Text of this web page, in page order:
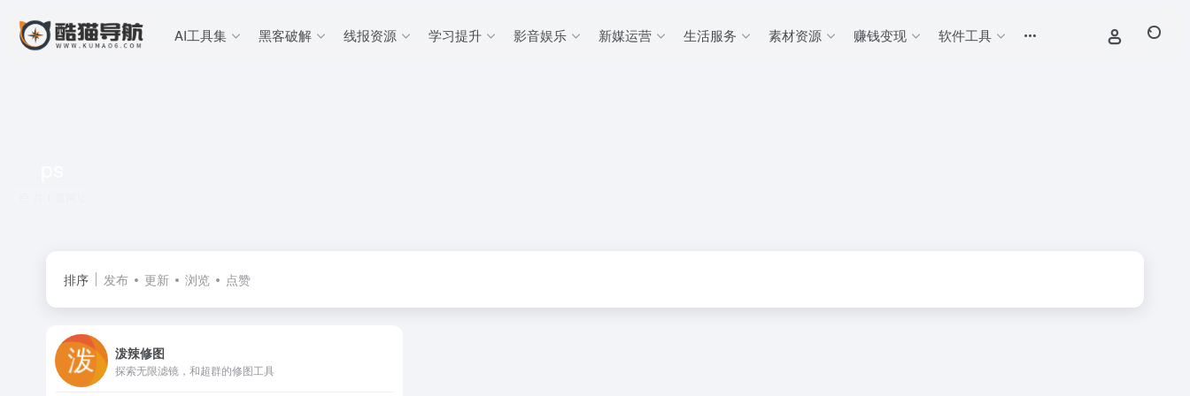
AI工具集 黑客破解 线报资源 学习提升 影音娱乐 新媒运营 生活服务 素材资源 赚钱变现 软件工具
排序 发布 更新 浏览 点赞
泼辣修图
探索无限滤镜，和超群的修图工具